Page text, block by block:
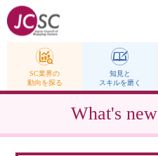
SC業界の
動向を探る
知見と
スキルを磨く
What's new